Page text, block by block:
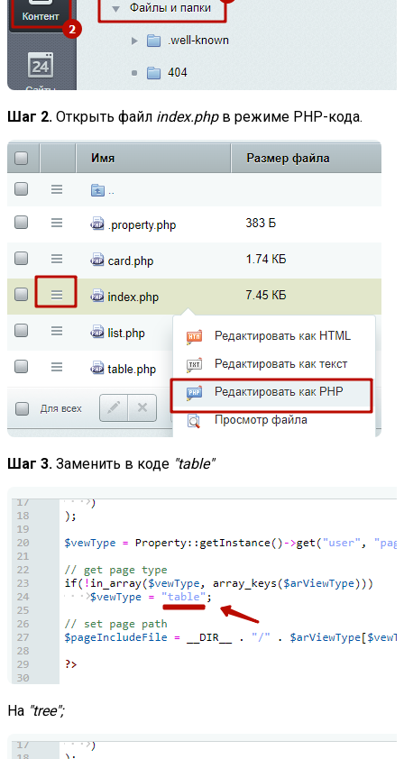
Шаг 2. Открыть файл index.phpв режиме PHP-кода.
Шаг 3. Заменить в коде "table"
На "tree";